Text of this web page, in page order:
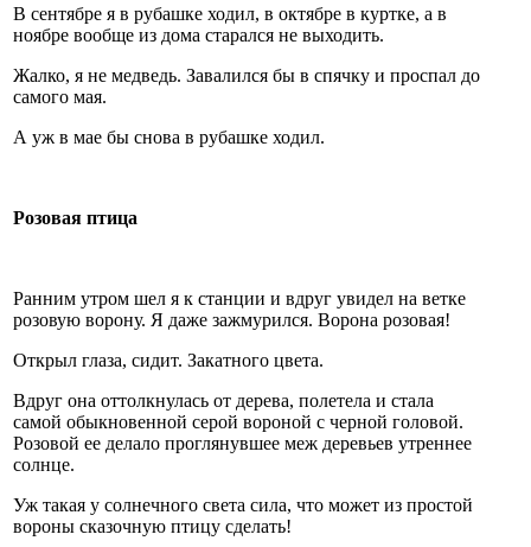
В сентябре я в рубашке ходил, в октябре в куртке, а в
ноябре вообще из дома старался не выходить.
Жалко, я не медведь. Завалился бы в спячку и проспал до
самого мая.
А уж в мае бы снова в рубашке ходил.
Розовая птица
Ранним утром шел я к станции и вдруг увидел на ветке
розовую ворону. Я даже зажмурился. Ворона розовая!
Открыл глаза, сидит. Закатного цвета.
Вдруг она оттолкнулась от дерева, полетела и стала
самой обыкновенной серой вороной с черной головой.
Розовой ее делало проглянувшее меж деревьев утреннее
солнце.
Уж такая у солнечного света сила, что может из простой
вороны сказочную птицу сделать!